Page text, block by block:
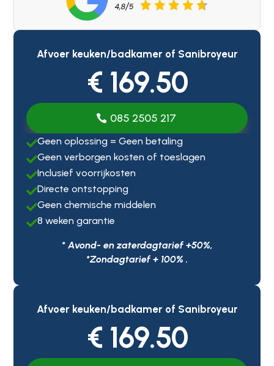
Afvoer keuken/badkamer of Sanibroyeur
€ 169.50
085 2505 217
Geen oplossing = Geen betaling
Geen verborgen kosten of toeslagen
Inclusief voorrijkosten
Directe ontstopping
Geen chemische middelen
8 weken garantie
* Avond- en zaterdagtarief +50%,
*Zondagtarief + 100% .
Afvoer keuken/badkamer of Sanibroyeur
€ 169.50